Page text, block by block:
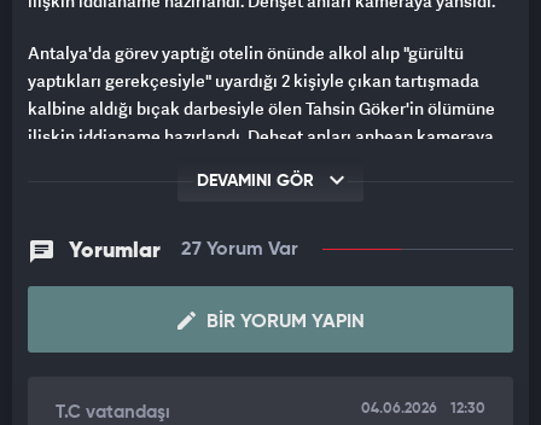
Antalya'da görev yaptığı otelin önünde alkol alıp "gürültü
yaptıkları gerekçesiyle" uyardığı 2 kişiyle çıkan tartışmada
kalbine aldığı bıçak darbesiyle ölen Tahsin Göker'in ölümüne
ilişkin iddianame hazırlandı. Dehşet anları anbean kameraya
önünde çıkan bıçaklı kavgada hayatını kaybeden güvenlik
görevlisi Tahsin Göker'in ölümüne ilişkin Antalya Cumhuriyet
kastla silahla basit yaralama" ve "6136 sayılı Kanuna
DEVAMINI GÖR
Yorumlar 27 Yorum Var
BIR YORUM YAPIN
T.C vatandaşı 04.06.2026 12:30